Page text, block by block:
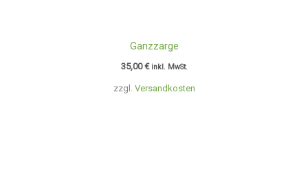
zzgl. Versandkosten
Ganzzarge
35,00€ inkl. MwSt.